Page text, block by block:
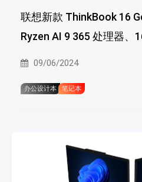
联想新款 ThinkBook 16
Ryzen AI 9 365 处理器、
09/06/2024
办公设计本 笔记本